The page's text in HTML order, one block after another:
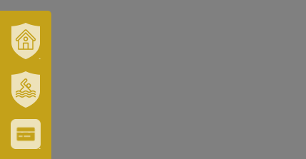
ÉS
TÉRSÉGÜNK
ERZSÉBET
GYÓGYFÜRDŐ